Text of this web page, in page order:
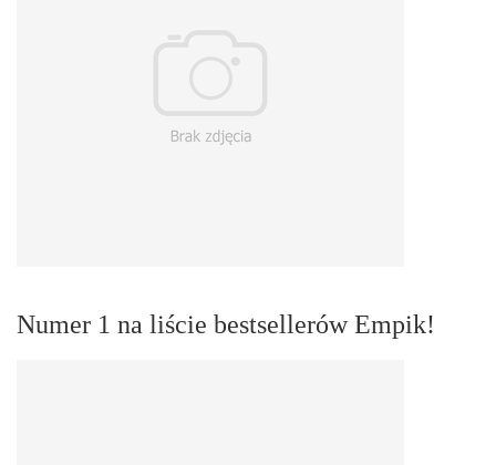
Numer 1 na liście bestsellerów Empik!